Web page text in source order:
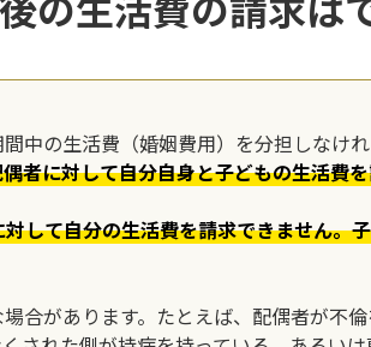
中の生活費（婚姻費用）を分担しなけ
者に対して自分自身と子どもの生活費
して自分の生活費を請求できません。
合があります。たとえば、配偶者が不